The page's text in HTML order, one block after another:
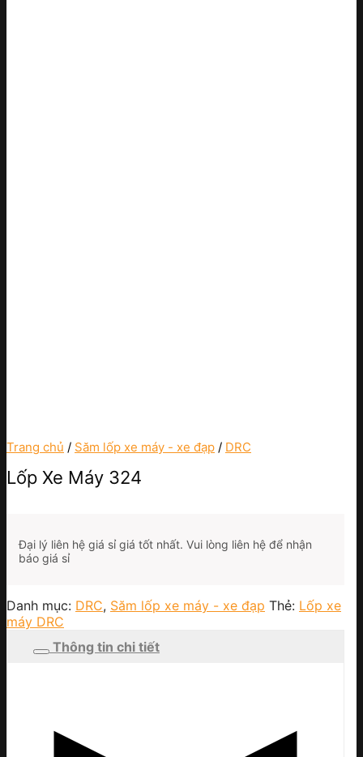
Trang chủ / Săm lốp xe máy - xe đạp / DRC
Lốp Xe Máy 324
Đại lý liên hệ giá sỉ giá tốt nhất. Vui lòng liên hệ để nhận
báo giá sỉ
Danh mục: DRC, Săm lốp xe máy - xe đạp Thẻ: Lốp xe
máy DRC
Thông tin chi tiết